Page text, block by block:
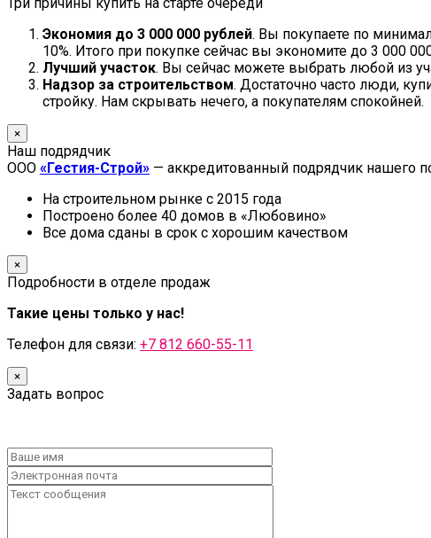
Экономия до 3 000 000 рублей. Вы покупаете по
10%. Итого при покупке сейчас вы экономите до 3 000
Лучший участок. Вы сейчас можете выбрать любой из
Надзор за строительством. Достаточно часто люди,
стройку. Нам скрывать нечего, а покупателям спокойней.
×
Наш подрядчик
ООО «Гестия-Строй» — аккредитованный подрядчик нашего
На строительном рынке с 2015 года
Построено более 40 домов в «Любовино»
Все дома сданы в срок с хорошим качеством
×
Подробности в отделе продаж
Такие цены только у нас!
Телефон для связи: +7 812 660-55-11
×
Задать вопрос